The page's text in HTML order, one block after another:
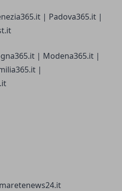
| Padova365.it |
| Modena365.it |
|